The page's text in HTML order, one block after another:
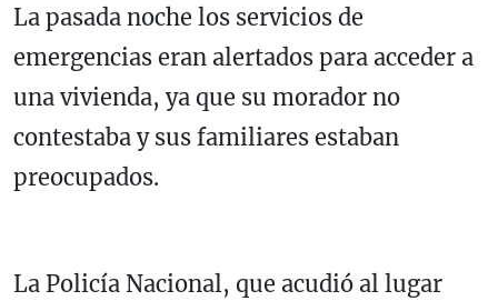
La pasada noche los servicios de
emergencias eran alertados para acceder a
una vivienda, ya que su morador no
contestaba y sus familiares estaban
preocupados.
La Policía Nacional, que acudió al lugar